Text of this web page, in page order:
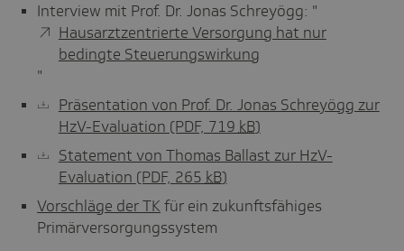
Interview mit Prof. Dr. Jonas Schreyögg: "
Hausarztzentrierte Versorgung hat nur
bedingte Steuerungswirkung
"
Präsentation von Prof. Dr. Jonas Schreyögg zur
HzV-Evaluation (PDF, 719 kB)
Statement von Thomas Ballast zur HzV-
Evaluation (PDF, 265 kB)
Vorschläge der TK für ein zukunftsfähiges
Primärversorgungssystem